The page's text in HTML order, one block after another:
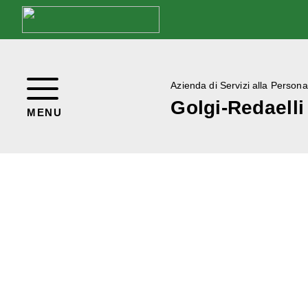
MENU
Azienda di Servizi alla Persona
Golgi-Redaelli